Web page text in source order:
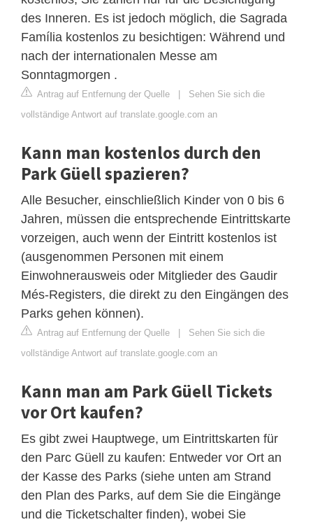
des Inneren. Es ist jedoch möglich, die Sagrada
Família kostenlos zu besichtigen: Während und
nach der internationalen Messe am
Sonntagmorgen .
Antrag auf Entfernung der Quelle | Sehen Sie sich die
vollständige Antwort auf translate.google.com an
Kann man kostenlos durch den
Park Güell spazieren?
Alle Besucher, einschließlich Kinder von 0 bis 6
Jahren, müssen die entsprechende Eintrittskarte
vorzeigen, auch wenn der Eintritt kostenlos ist
(ausgenommen Personen mit einem
Einwohnerausweis oder Mitglieder des Gaudir
Més-Registers, die direkt zu den Eingängen des
Parks gehen können).
Antrag auf Entfernung der Quelle | Sehen Sie sich die
vollständige Antwort auf translate.google.com an
Kann man am Park Güell Tickets
vor Ort kaufen?
Es gibt zwei Hauptwege, um Eintrittskarten für
den Parc Güell zu kaufen: Entweder vor Ort an
der Kasse des Parks (siehe unten am Strand
den Plan des Parks, auf dem Sie die Eingänge
und die Ticketschalter finden), wobei Sie